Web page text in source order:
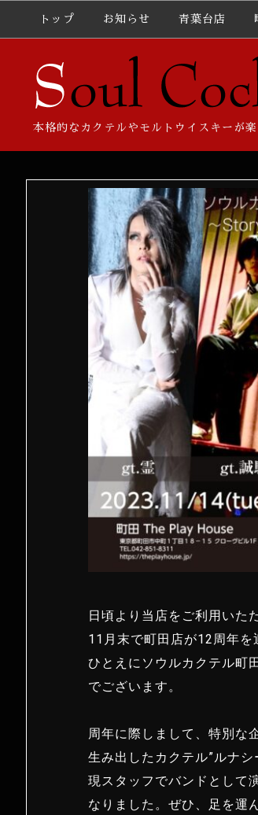
トップ お知らせ 青葉台店
本格的なカクテルやモルトウイスキーが
日頃より当店をご利用いた
11月末で町田店が12周年を
ひとえにソウルカクテル町
でございます。
周年に際しまして、特別な
生み出したカクテル”ルナ
現スタッフでバンドとして
なりました。ぜひ、足を運